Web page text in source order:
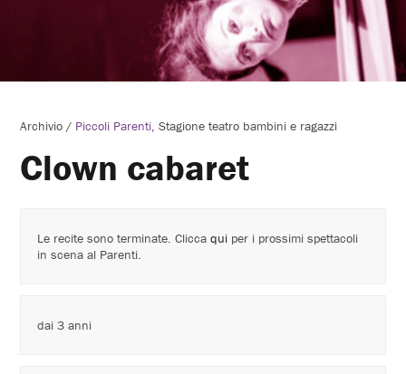
Archivio / Piccoli Parenti Stagione teatro bambini e ragazzi
Clown cabaret
Le recite sono terminate. Cliccaqui per i prossimi spettacoli
in scena al Parenti.
dai 3 anni